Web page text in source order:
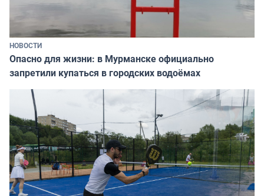
НОВОСТИ
Опасно для жизни: в Мурманске официально
запретили купаться в городских водоёмах